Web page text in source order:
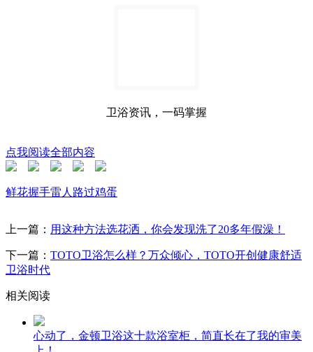
卫浴资讯，一码掌握
点我阅读全部内容
鲜花握手雷人 路过鸡蛋
上一篇： 用这种方法选花洒，你会发现洗了20多年假澡！
下一篇： TOTO卫浴怎么样？万众倾心，TOTO开创健康舒适
卫浴时代
相关阅读
心动了，金顿卫浴这十款浴室柜，简直长在了我的审美